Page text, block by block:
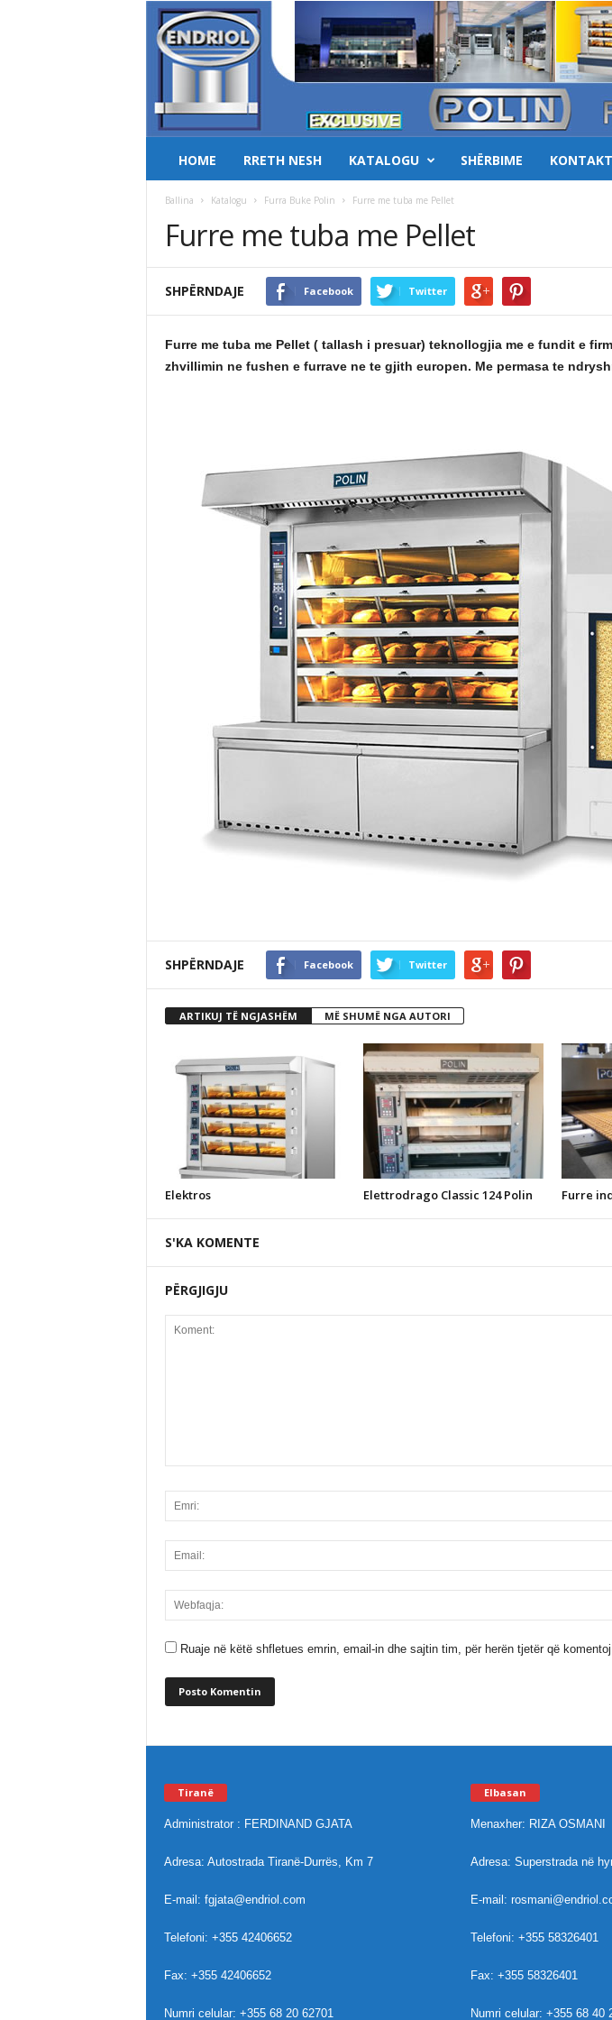
HOME RRETH NESH KATALOGU SHËRBIME KONTAKT
Ballina Katalogu Furra Buke Polin Furre me tuba me Pellet
Furre me tuba me Pellet
SHPËRNDAJE Facebook Twitter
Furre me tuba me Pellet ( tallash i presuar) teknollogjia me e fundit e
zhvillimin ne fushen e furrave ne te gjith europen. Me permasa te
SHPËRNDAJE Facebook Twitter
ARTIKUJ TË NGJASHËM MË SHUMË NGA AUTORI
Elektros Elettrodrago Classic 124 Polin Furre
S'KA KOMENTE
PËRGJIGJU
Ruaje në këtë shfletues emrin, email-in dhe sajtin tim, për herën tjetër që
Tiranë
Administrator : FERDINAND GJATA
Adresa: Autostrada Tiranë-Durrës, Km 7
E-mail: fgjata@endriol.com
Telefoni: +355 42406652
Fax: +355 42406652
Numri celular: +355 68 20 62701
Elbasan
Menaxher: RIZA OSMANI
Adresa: Superstrada në
E-mail:
Telefoni: +355 58326401
Fax: +355 58326401
Numri celular: +355 68 40